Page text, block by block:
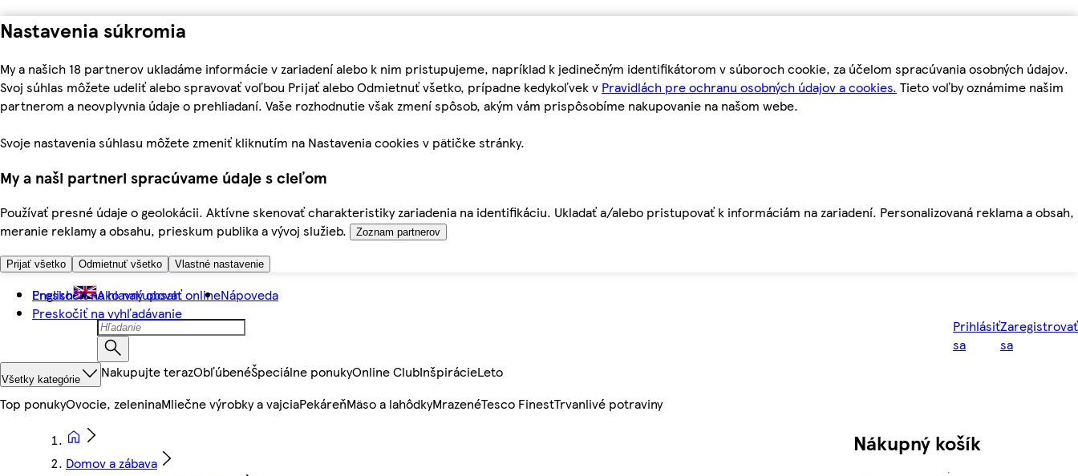
Nastavenia súkromia
My a našich 18 partnerov ukladáme informácie v zariadení alebo k nim pristupujeme, napríklad k jedinečným identifikátorom v súboroch cookie, za účelom spracúvania osobných údajov.
Svoj súhlas môžete udeliť alebo spravovať voľbou Prijať alebo Odmietnuť všetko, prípadne kedykoľvek v Pravidlách pre ochranu osobných údajov a cookies. Tieto voľby oznámime našim
partnerom a neovplyvnia údaje o prehliadaní. Vaše rozhodnutie však zmení spôsob, akým vám prispôsobíme nakupovanie na našom webe.
Svoje nastavenia súhlasu môžete zmeniť kliknutím na Nastavenia cookies v pätičke stránky.
My a naši partneri spracúvame údaje s cieľom
Používať presné údaje o geolokácii. Aktívne skenovať charakteristiky zariadenia na identifikáciu. Ukladať a/alebo pristupovať k informáciám na zariadení. Personalizovaná reklama a obsah,
meranie reklamy a obsahu, prieskum publika a vývoj služieb.
Zoznam partnerov
Prijať všetko Odmietnuť všetko Vlastné nastavenie
Preskočiť na hlavný obsah
Preskočiť na vyhľadávanie
English Ako nakupovať onlineNápoveda
Prihlásiť
sa
Zaregistrovať
sa
Všetky kategórie Nakupujte terazObľúbenéŠpeciálne ponukyOnline ClubInšpirácieLeto
Top ponukyOvocie, zeleninaMliečne výrobky a vajciaPekáreňMäso a lahôdkyMrazenéTesco FinestTrvanlivé potraviny
Domov a zábava
Nákupný košík